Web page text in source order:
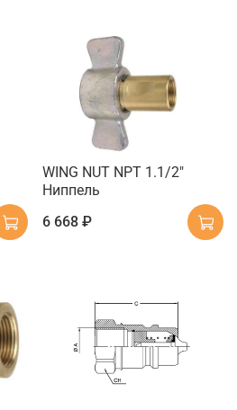
WING NUT NPT 1.1/2"
Ниппель
6 668 ₽